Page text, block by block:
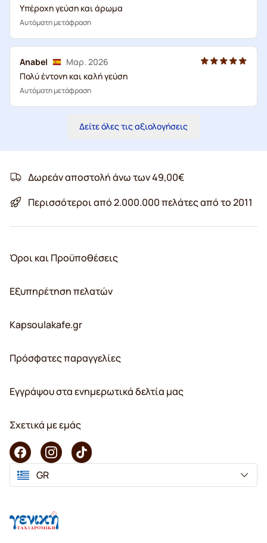
Υπέροχη γεύση και άρωμα
Αυτόματη μετάφραση
Anabel
Μαρ. 2026
Πολύ έντονη και καλή γεύση
Αυτόματη μετάφραση
Δείτε όλες τις αξιολογήσεις
Δωρεάν αποστολή άνω των 49,00€
Περισσότεροι από 2.000.000 πελάτες από το 2011
Όροι και Προϋποθέσεις
Εξυπηρέτηση πελατών
Kapsoulakafe.gr
Πρόσφατες παραγγελίες
Εγγράψου στα ενημερωτικά δελτία μας
Σχετικά με εμάς
GR